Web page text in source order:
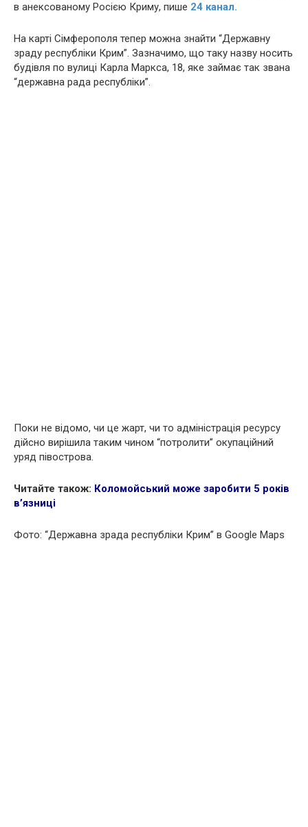
в анексованому Росією Криму, пише 24 канал.
На карті Сімферополя тепер можна знайти “Державну
зраду республіки Крим”. Зазначимо, що таку назву носить
будівля по вулиці Карла Маркса, 18, яке займає так звана
“державна рада республіки”.
Поки не відомо, чи це жарт, чи то адміністрація ресурсу
дійсно вирішила таким чином “потролити” окупаційний
уряд півострова.
Читайте також: Коломойський може заробити 5 років
в’язниці
Фото: “Державна зрада республіки Крим” в Google Maps